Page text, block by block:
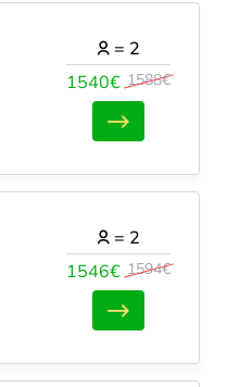
1540€ 1588€
= 2
1546€ 1594€
= 2